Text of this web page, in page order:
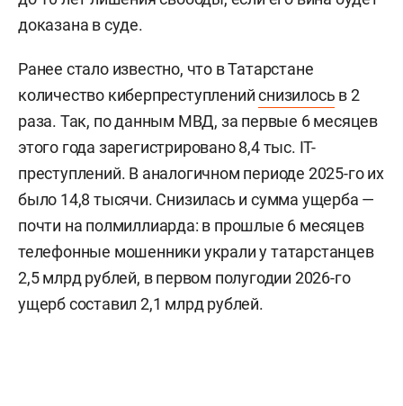
доказана в суде.
Ранее стало известно, что в Татарстане
количество киберпреступленийснизилось в 2
раза. Так, по данным МВД, за первые 6 месяцев
этого года зарегистрировано 8,4 тыс. IT-
преступлений. В аналогичном периоде 2025-го их
было 14,8 тысячи. Снизилась и сумма ущерба —
почти на полмиллиарда: в прошлые 6 месяцев
телефонные мошенники украли у татарстанцев
2,5 млрд рублей, в первом полугодии 2026-го
ущерб составил 2,1 млрд рублей.